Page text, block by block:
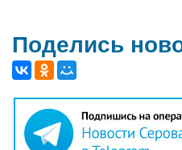
Поделись